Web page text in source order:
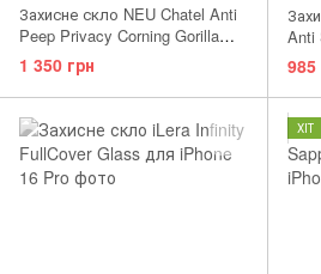
Захисне скло NEU Chatel Anti
Peep Privacy Corning Gorilla
Glass with Mesh for iPhone 17
Pro/17/16 Pro Front Black
1 350 грн
Anti
Pro
985
ХІТ